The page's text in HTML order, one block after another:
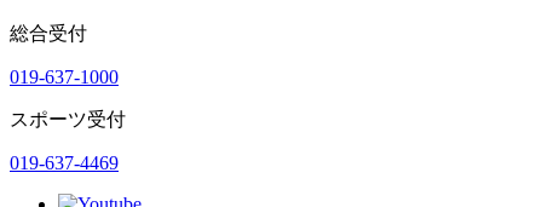
総合受付
019-637-1000
スポーツ受付
019-637-4469